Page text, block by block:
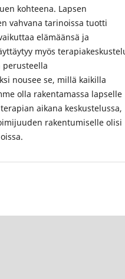
kohteena. Lapsen
vahvana tarinoissa tuotti
elämäänsä ja
myös
perusteella
nousee se, millä kaikilla
olla rakentamassa lapselle
aikana keskustelussa,
rakentumiselle olisi